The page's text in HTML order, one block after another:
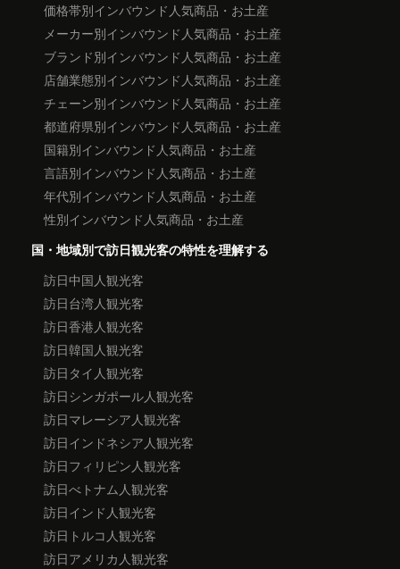
価格帯別インバウンド人気商品・お土産
メーカー別インバウンド人気商品・お土産
ブランド別インバウンド人気商品・お土産
店舗業態別インバウンド人気商品・お土産
チェーン別インバウンド人気商品・お土産
都道府県別インバウンド人気商品・お土産
国籍別インバウンド人気商品・お土産
言語別インバウンド人気商品・お土産
年代別インバウンド人気商品・お土産
性別インバウンド人気商品・お土産
国・地域別で訪日観光客の特性を理解する
訪日中国人観光客
訪日台湾人観光客
訪日香港人観光客
訪日韓国人観光客
訪日タイ人観光客
訪日シンガポール人観光客
訪日マレーシア人観光客
訪日インドネシア人観光客
訪日フィリピン人観光客
訪日べトナム人観光客
訪日インド人観光客
訪日トルコ人観光客
訪日アメリカ人観光客